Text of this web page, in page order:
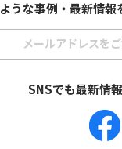
うな事例・最新情報
SNSでも最新情